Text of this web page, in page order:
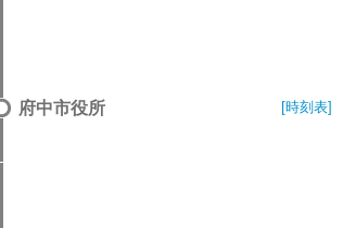
府中市役所 [時刻表]